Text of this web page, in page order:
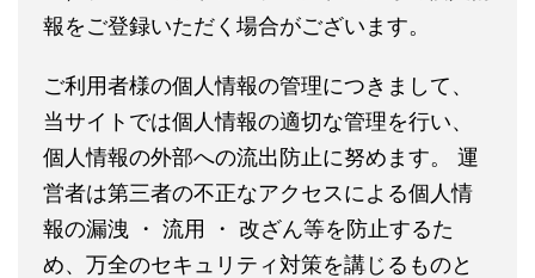
報をご登録いただく場合がございます。
ご利用者様の個人情報の管理につきまして、
当サイトでは個人情報の適切な管理を行い、
個人情報の外部への流出防止に努めます。 運
営者は第三者の不正なアクセスによる個人情
報の漏洩 ・ 流用 ・ 改ざん等を防止するた
め、万全のセキュリティ対策を講じるものと